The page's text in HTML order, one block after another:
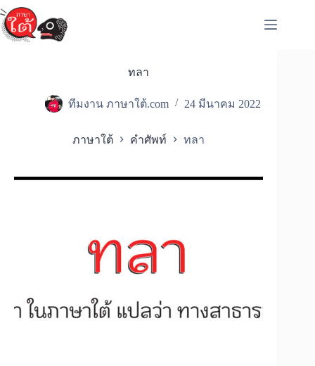
Skip
to
content
ทลา
ทีมงาน ภาษาใต้.com 24 มีนาคม 2022
ภาษาใต้ คำศัพท์ ทลา